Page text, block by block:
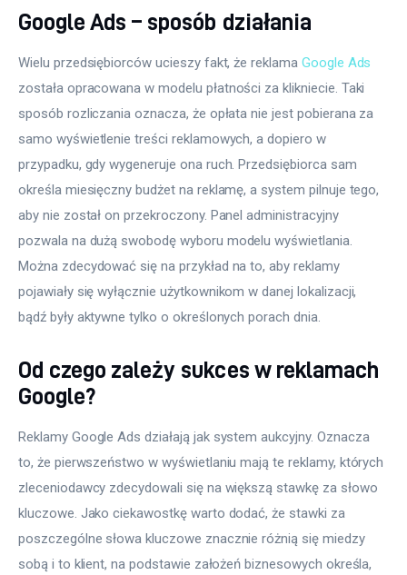
Google Ads – sposób działania
Wielu przedsiębiorców ucieszy fakt, że reklama Google Ads
została opracowana w modelu płatności za klikniecie. Taki
sposób rozliczania oznacza, że opłata nie jest pobierana za
samo wyświetlenie treści reklamowych, a dopiero w
przypadku, gdy wygeneruje ona ruch. Przedsiębiorca sam
określa miesięczny budżet na reklamę, a system pilnuje tego,
aby nie został on przekroczony. Panel administracyjny
pozwala na dużą swobodę wyboru modelu wyświetlania.
Można zdecydować się na przykład na to, aby reklamy
pojawiały się wyłącznie użytkownikom w danej lokalizacji,
bądź były aktywne tylko o określonych porach dnia.
Od czego zależy sukces w reklamach
Google?
Reklamy Google Ads działają jak system aukcyjny. Oznacza
to, że pierwszeństwo w wyświetlaniu mają te reklamy, których
zleceniodawcy zdecydowali się na większą stawkę za słowo
kluczowe. Jako ciekawostkę warto dodać, że stawki za
poszczególne słowa kluczowe znacznie różnią się miedzy
sobą i to klient, na podstawie założeń biznesowych określa,